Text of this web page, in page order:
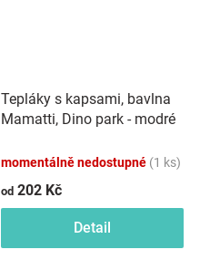
Tepláky s kapsami, bavlna
Mamatti, Dino park - modré
momentálně nedostupné (1 ks)
od 202 Kč
Detail